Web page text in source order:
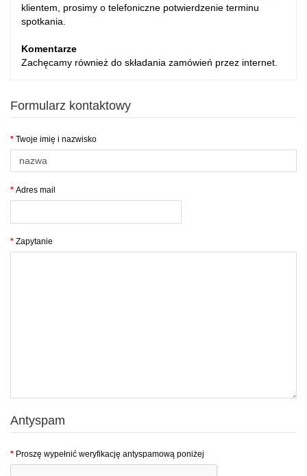
klientem, prosimy o telefoniczne potwierdzenie terminu
spotkania.
Komentarze
Zachęcamy również do składania zamówień przez internet.
Formularz kontaktowy
Twoje imię i nazwisko
Adres mail
Zapytanie
Antyspam
Proszę wypełnić weryfikację antyspamową poniżej